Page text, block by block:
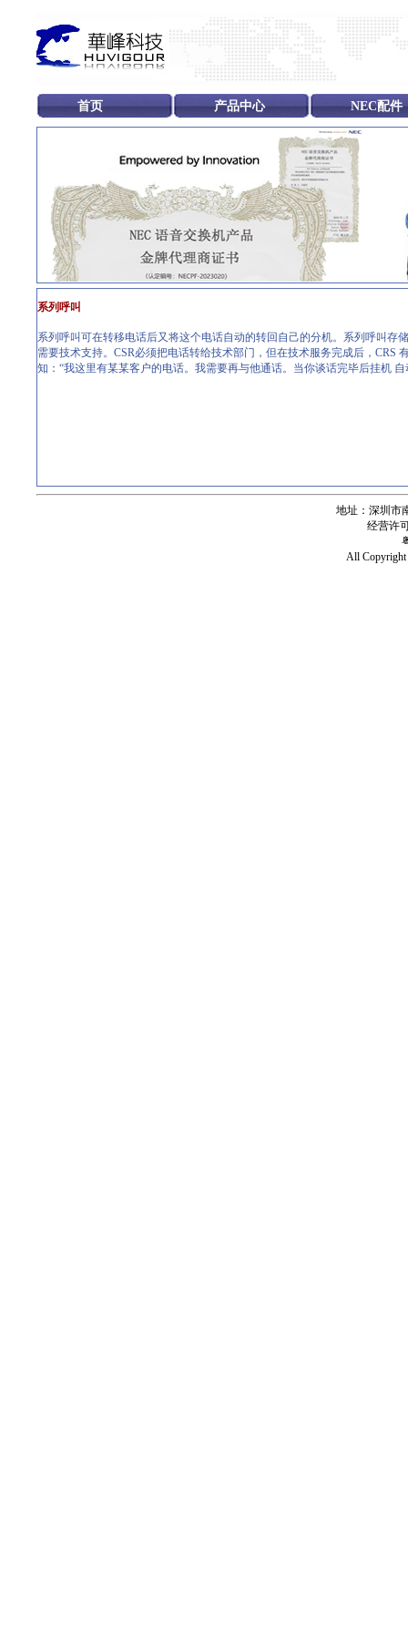
首页 产品中心 NEC配件
系列呼叫
系列呼叫可在转移电话后又将这个电话自动的转回自己的分机。系列呼叫存
需要技术支持。CSR必须把电话转给技术部门，但在技术服务完成后，
知：“我这里有某某客户的电话。我需要再与他通话。当你谈话完毕后挂机
地址：深圳市
经营许
All